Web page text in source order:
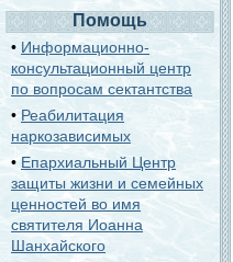
Помощь
• Информационно-
консультационный центр
по вопросам сектантства
•Реабилитация
наркозависимых
•Епархиальный Центр
защиты жизни и семейных
ценностей во имя
святителя Иоанна
Шанхайского